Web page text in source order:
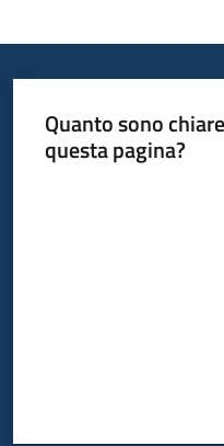
Quanto sono
questa pagina?